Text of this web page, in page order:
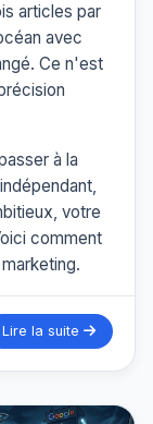
articles par
avec
Ce n'est
à la
votre
comment
Lire la suite